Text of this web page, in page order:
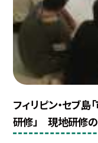
フィリピン・セブ
研修」 現地研修